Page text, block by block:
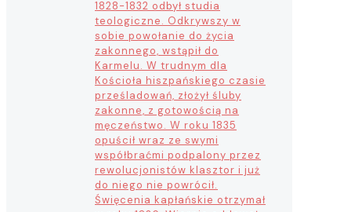
1828-1832 odbył studia
teologiczne. Odkrywszy w
sobie powołanie do życia
zakonnego, wstąpił do
Karmelu. W trudnym dla
Kościoła hiszpańskiego czasie
prześladowań, złożył śluby
zakonne, z gotowością na
męczeństwo. W roku 1835
opuścił wraz ze swymi
współbraćmi podpalony przez
rewolucjonistów klasztor i już
do niego nie powrócił.
Święcenia kapłańskie otrzymał